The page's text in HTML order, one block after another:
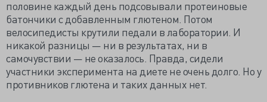
половине каждый день подсовывали протеиновые
батончики с добавленным глютеном. Потом
велосипедисты крутили педали в лаборатории. И
никакой разницы — ни в результатах, ни в
самочувствии — не оказалось. Правда, сидели
участники эксперимента на диете не очень долго. Но у
противников глютена и таких данных нет.